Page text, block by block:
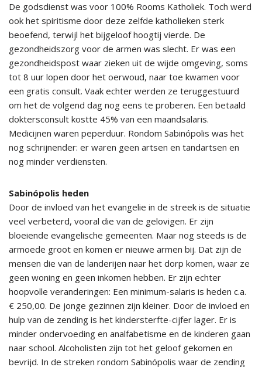
De godsdienst was voor 100% Rooms Katholiek. Toch werd
ook het spiritisme door deze zelfde katholieken sterk
beoefend, terwijl het bijgeloof hoogtij vierde. De
gezondheidszorg voor de armen was slecht. Er was een
gezondheidspost waar zieken uit de wijde omgeving, soms
tot 8 uur lopen door het oerwoud, naar toe kwamen voor
een gratis consult. Vaak echter werden ze teruggestuurd
om het de volgend dag nog eens te proberen. Een betaald
doktersconsult kostte 45% van een maandsalaris.
Medicijnen waren peperduur. Rondom Sabinópolis was het
nog schrijnender: er waren geen artsen en tandartsen en
nog minder verdiensten.
Sabinópolis heden
Door de invloed van het evangelie in de streek is de situatie
veel verbeterd, vooral die van de gelovigen. Er zijn
bloeiende evangelische gemeenten. Maar nog steeds is de
armoede groot en komen er nieuwe armen bij. Dat zijn de
mensen die van de landerijen naar het dorp komen, waar ze
geen woning en geen inkomen hebben. Er zijn echter
hoopvolle veranderingen: Een minimum-salaris is heden c.a.
€ 250,00. De jonge gezinnen zijn kleiner. Door de invloed en
hulp van de zending is het kindersterfte-cijfer lager. Er is
minder ondervoeding en analfabetisme en de kinderen gaan
naar school. Alcoholisten zijn tot het geloof gekomen en
bevrijd. In de streken rondom Sabinópolis waar de zending